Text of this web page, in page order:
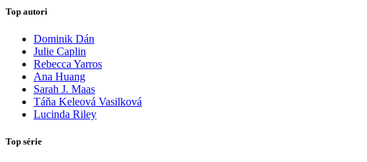
Top autori
Dominik Dán
Julie Caplin
Rebecca Yarros
Ana Huang
Sarah J. Maas
Táňa Keleová Vasilková
Lucinda Riley
Top série